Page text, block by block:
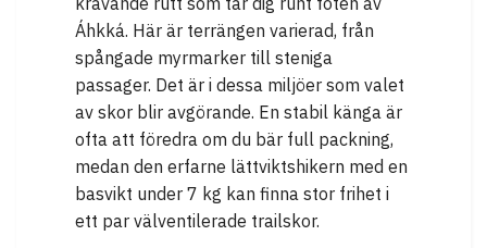
Áhkká. Här är terrängen varierad, från
spångade myrmarker till steniga
passager. Det är i dessa miljöer som valet
av skor blir avgörande. En stabil känga är
ofta att föredra om du bär full packning,
medan den erfarne lättviktshikern med en
basvikt under 7 kg kan finna stor frihet i
ett par välventilerade trailskor.